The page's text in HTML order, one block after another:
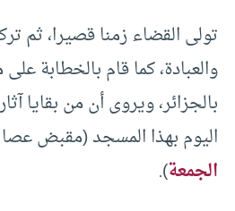
تولى القضاء زمنا قصيرا، ثم
والعبادة، كما قام بالخطابة على
بالجزائر، ويروى أن من بقايا
اليوم بهذا المسجد (مقبض
الجمعة).